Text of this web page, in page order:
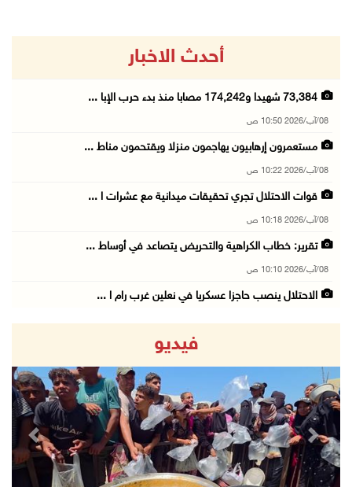
أحدث الاخبار
73,384 شهيدا و174,242 مصابا منذ بدء حرب الإبا ...
08/آب/2026 10:50 ص
مستعمرون إرهابيون يهاجمون منزلا ويقتحمون مناط ...
08/آب/2026 10:22 ص
قوات الاحتلال تجري تحقيقات ميدانية مع عشرات ا ...
08/آب/2026 10:18 ص
تقرير: خطاب الكراهية والتحريض يتصاعد في أوساط ...
08/آب/2026 10:10 ص
الاحتلال ينصب حاجزا عسكريا في نعلين غرب رام ا ...
08/آب/2026 09:09 ص
ارتفاع أسعار النفط
08/آب/2026 08:23 ص
أبرز عناوين الصحف الفلسطينية
08/آب/2026 08:21 ص
فيديو
Next